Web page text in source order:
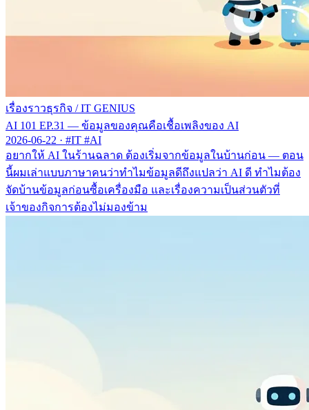
เรื่องราวธุรกิจ / IT GENIUS
AI 101 EP.31 — ข้อมูลของคุณคือเชื้อเพลิงของ AI
2026-06-22 · #IT #AI
อยากให้ AI ในร้านฉลาด ต้องเริ่มจากข้อมูลในบ้านก่อน — ตอน
นี้ผมเล่าแบบภาษาคนว่าทำไมข้อมูลดีถึงแปลว่า AI ดี ทำไมต้อง
จัดบ้านข้อมูลก่อนซื้อเครื่องมือ และเรื่องความเป็นส่วนตัวที่
เจ้าของกิจการต้องไม่มองข้าม